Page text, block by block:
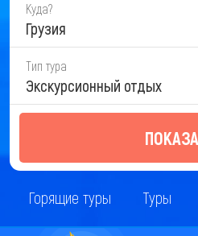
Куда?
Грузия
Тип тура
Экскурсионный отдых
Горящие туры Туры